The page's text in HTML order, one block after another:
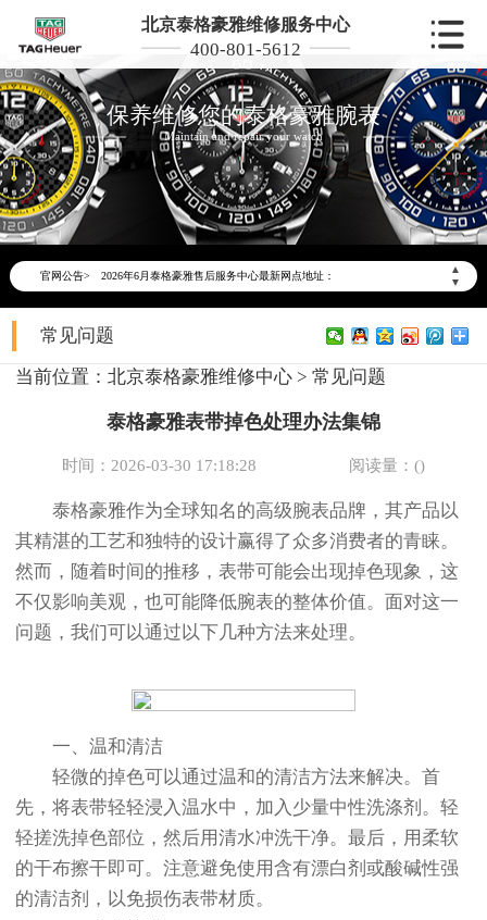
北京泰格豪雅维修服务中心
400-801-5612
保养维修您的泰格豪雅腕表
Maintain and repair your watch
官网公告>
▲
▼
2026年6月泰格豪雅北京市售后服务网络优化升级公告
2026年6月北京市泰格豪雅官方售后客户服务热线：400-801-5612
2026年6月泰格豪雅售后服务中心最新网点地址：
北京市东城区东长安街1号东方广场写字楼W3座6层602室（需提前预约）
北京市朝阳区建国门外大街甲6号华熙国际中心写字楼D座11层1102室（需提前预约）
节假日正常营业！
常见问题
当前位置： 北京泰格豪雅维修中心 > 常见问题
泰格豪雅表带掉色处理办法集锦
时间：2026-03-30 17:18:28 阅读量：()
泰格豪雅作为全球知名的高级腕表品牌，其产品以
其精湛的工艺和独特的设计赢得了众多消费者的青睐。
然而，随着时间的推移，表带可能会出现掉色现象，这
不仅影响美观，也可能降低腕表的整体价值。面对这一
问题，我们可以通过以下几种方法来处理。
一、温和清洁
轻微的掉色可以通过温和的清洁方法来解决。首
先，将表带轻轻浸入温水中，加入少量中性洗涤剂。轻
轻搓洗掉色部位，然后用清水冲洗干净。最后，用柔软
的干布擦干即可。注意避免使用含有漂白剂或酸碱性强
的清洁剂，以免损伤表带材质。